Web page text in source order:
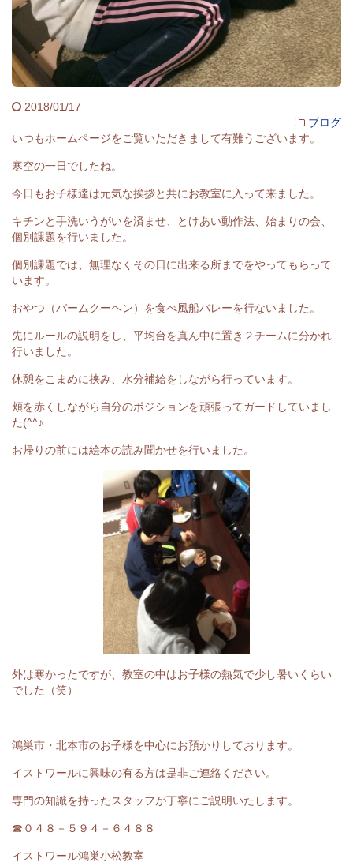
2018/01/17
ブログ
いつもホームページをご覧いただきまして有難うございます。
寒空の一日でしたね。
今日もお子様達は元気な挨拶と共にお教室に入って来ました。
キチンと手洗いうがいを済ませ、とけあい動作法、始まりの会、
個別課題を行いました。
個別課題では、無理なくその日に出来る所までをやってもらって
います。
おやつ（バームクーヘン）を食べ風船バレーを行ないました。
先にルールの説明をし、平均台を真ん中に置き２チームに分かれ
行いました。
休憩をこまめに挟み、水分補給をしながら行っています。
頬を赤くしながら自分のポジションを頑張ってガードしていまし
た(^^♪
お帰りの前には絵本の読み聞かせを行いました。
外は寒かったですが、教室の中はお子様の熱気で少し暑いくらい
でした（笑）
鴻巣市・北本市のお子様を中心にお預かりしております。
イストワールに興味の有る方は是非ご連絡ください。
専門の知識を持ったスタッフが丁寧にご説明いたします。
☎０４８－５９４－６４８８
イストワール鴻巣小松教室